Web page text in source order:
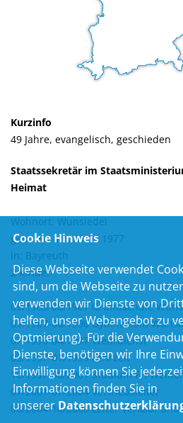
Kurzinfo
49 Jahre, evangelisch, geschieden
Staatssekretär im
Heimat
Wohnort: Wunsiedel
geboren am: 21.04.1977
in: Bayreuth
2 Kinder
09/1983-08/1987 Grundschule
09/1987-06/1996 Gymnasium
07/1996-04/1997 Wehrdienst
05/1997-01/1999 Lehrzeit
10/1997-06/2001 Studium FH
07/2001-07/2004 Vertriebsleiter
08/2004-10/2008 Leiter Verkauf
Cookie Hinweis
Diese Webseite verwendet
sind, um die Webseite zu
verwenden wir Dienste von
helfen, unser Webangebot zu
Optmierung). Für die
Dienste, benötigen wir Ihre
Einwilligung können Sie
Informationen finden Sie in
unserer